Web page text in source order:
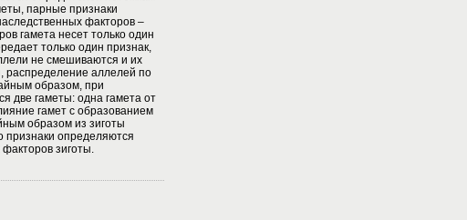
парные признаки
факторов –
гамета несет только один
только один признак,
не смешиваются и их
распределение аллелей по
образом, при
две гаметы: одна гамета от
гамет с образованием
образом из зиготы
признаки определяются
зиготы.